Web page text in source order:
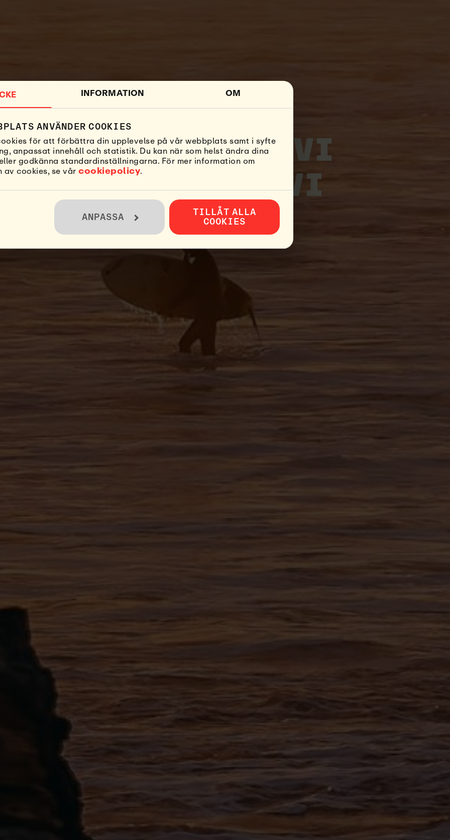
INFORMATION OM
ANVÄNDER COOKIES
för att förbättra din upplevelse på vår webbplats samt i syfte
anpassat innehåll och statistik. Du kan när som helst ändra dina
godkänna standardinställningarna. För mer information om
av cookies, se vårcookiepolicy.
ANPASSA
TILLÅT ALLA
COOKIES
HÅLLBARHET
ÄR VÅRT HEM. VI
DEN BÄTTRE ÄN VI
HITTADE DEN.